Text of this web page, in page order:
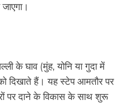
के घाव (मुंह, योनि या गुदा में
दिखाते हैं। यह स्टेप आमतौर पर
पर दाने के विकास के साथ शुरू